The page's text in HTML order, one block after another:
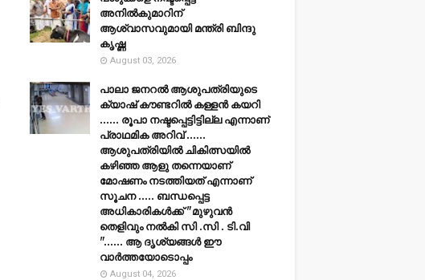
അനിൽകുമാറിന്
ആശ്വാസവുമായി മന്ത്രി ബിന്ദു
കൃഷ്ണ
August 03, 2026
പാലാ ജനറൽ ആശുപത്രിയുടെ
ക്യാഷ് കൗണ്ടറിൽ കള്ളൻ കയറി
...... രൂപാ നഷ്ടപ്പെട്ടിട്ടില്ല എന്നാണ്
പ്രാഥമിക അറിവ് ......
ആശുപത്രിയിൽ ചികിത്സയിൽ
കഴിഞ്ഞ ആളു തന്നെയാണ്
മോഷണം നടത്തിയത് എന്നാണ്
സൂചന ..... ബന്ധപ്പെട്ട
അധികാരികൾക്ക് "മുഴുവൻ
തെളിവും നൽകി സി .സി . ടി.വി
"...... ആ ദൃശ്യങ്ങൾ ഈ
വാർത്തയോടൊപ്പം
August 04, 2026